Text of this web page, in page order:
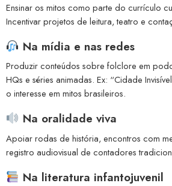
Ensinar os mitos como parte do currículo
Incentivar projetos de leitura, teatro e
Na mídia e nas redes
Produzir conteúdos sobre folclore em
HQs e séries animadas. Ex: “Cidade
o interesse em mitos brasileiros.
Na oralidade viva
Apoiar rodas de história, encontros com
registro audiovisual de contadores
Na literatura infantojuvenil